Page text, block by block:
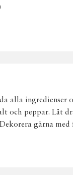
alla ingredienser
och peppar. Låt
gärna med